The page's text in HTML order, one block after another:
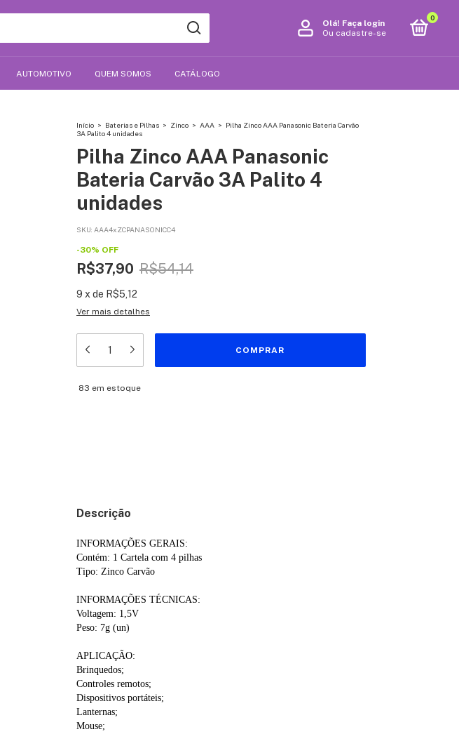
Olá! Faça login
Ou cadastre-se
0
AUTOMOTIVO QUEM SOMOS CATÁLOGO
Início > Baterias e Pilhas > Zinco > AAA > Pilha Zinco AAA Panasonic Bateria Carvão
3A Palito 4 unidades
Pilha Zinco AAA Panasonic
Bateria Carvão 3A Palito 4
unidades
SKU: AAA4xZCPANASONICC4
-30% OFF
R$37,90 R$54,14
9 x de R$5,12
Ver mais detalhes
83 em estoque
Descrição
INFORMAÇÕES GERAIS:
Contém: 1 Cartela com 4 pilhas
Tipo: Zinco Carvão
INFORMAÇÕES TÉCNICAS:
Voltagem: 1,5V
Peso: 7g (un)
APLICAÇÃO:
Brinquedos;
Controles remotos;
Dispositivos portáteis;
Lanternas;
Mouse;